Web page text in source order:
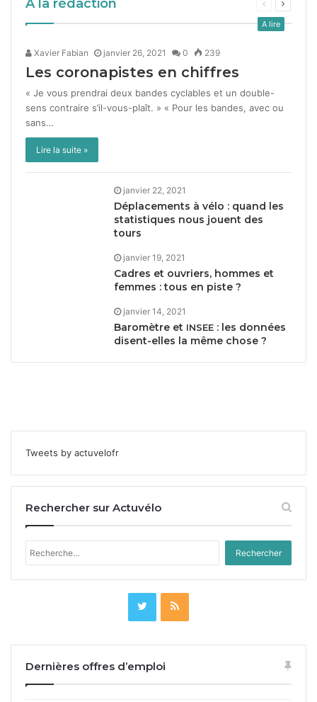
A la rédaction
A lire
Xavier Fabian janvier 26, 2021 0 239
Les coronapistes en chiffres
« Je vous prendrai deux ban­des cyclables et un dou­ble-
sens con­traire s’il-vous-plaît. » « Pour les ban­des, avec ou
sans…
Lire la suite »
janvier 22, 2021
Déplacements à vélo : quand les
statistiques nous jouent des
tours
janvier 19, 2021
Cadres et ouvriers, hommes et
femmes : tous en piste ?
janvier 14, 2021
Baromètre et INSEE : les données
disent-elles la même chose ?
Tweets by actuvelofr
Rechercher sur Actuvélo
Rechercher :
Dernières offres d’emploi